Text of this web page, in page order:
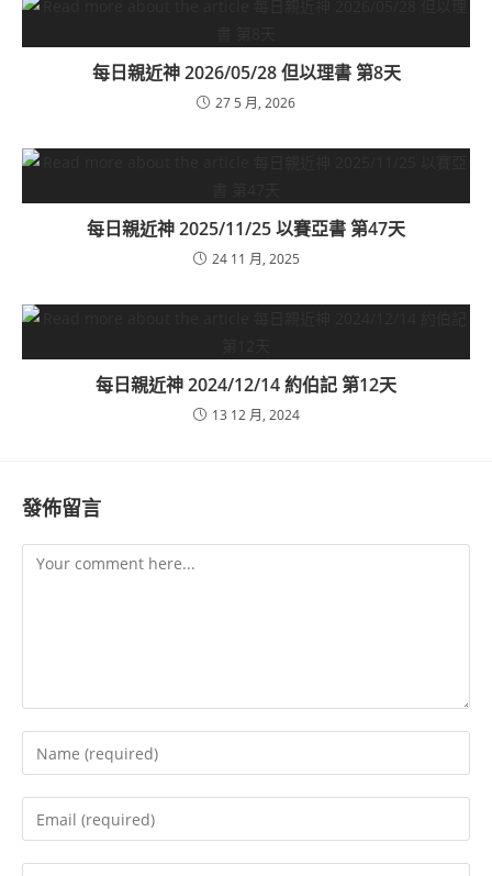
每日親近神 2026/05/28 但以理書 第8天
27 5 月, 2026
每日親近神 2025/11/25 以賽亞書 第47天
24 11 月, 2025
每日親近神 2024/12/14 約伯記 第12天
13 12 月, 2024
發佈留言